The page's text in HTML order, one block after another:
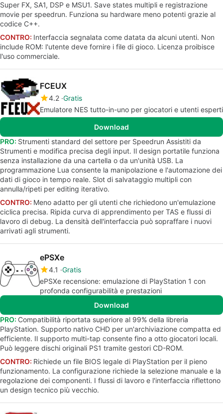
Super FX, SA1, DSP e MSU1. Save states multipli e registrazione
movie per speedrun. Funziona su hardware meno potenti grazie al
codice C++.
CONTRO: Interfaccia segnalata come datata da alcuni utenti. Non
include ROM: l'utente deve fornire i file di gioco. Licenza proibisce
l'uso commerciale.
FCEUX
4.2 Gratis
Emulatore NES tutto-in-uno per giocatori e utenti esperti
Download
PRO: Strumenti standard del settore per Speedrun Assistiti da
Strumenti e modifica precisa degli input. Il design portatile funziona
senza installazione da una cartella o da un'unità USB. La
programmazione Lua consente la manipolazione e l'automazione dei
dati di gioco in tempo reale. Slot di salvataggio multipli con
annulla/ripeti per editing iterativo.
CONTRO: Meno adatto per gli utenti che richiedono un'emulazione
ciclica precisa. Ripida curva di apprendimento per TAS e flussi di
lavoro di debug. La densità dell'interfaccia può sopraffare i nuovi
arrivati agli strumenti.
ePSXe
4.1 Gratis
ePSXe recensione: emulazione di PlayStation 1 con
profonda configurabilità e prestazioni
Download
PRO: Compatibilità riportata superiore al 99% della libreria
PlayStation. Supporto nativo CHD per un'archiviazione compatta ed
efficiente. Il supporto multi-tap consente fino a otto giocatori locali.
Può leggere dischi originali PS1 tramite gestori CD-ROM.
CONTRO: Richiede un file BIOS legale di PlayStation per il pieno
funzionamento. La configurazione richiede la selezione manuale e la
regolazione dei componenti. I flussi di lavoro e l'interfaccia riflettono
un design tecnico più vecchio.